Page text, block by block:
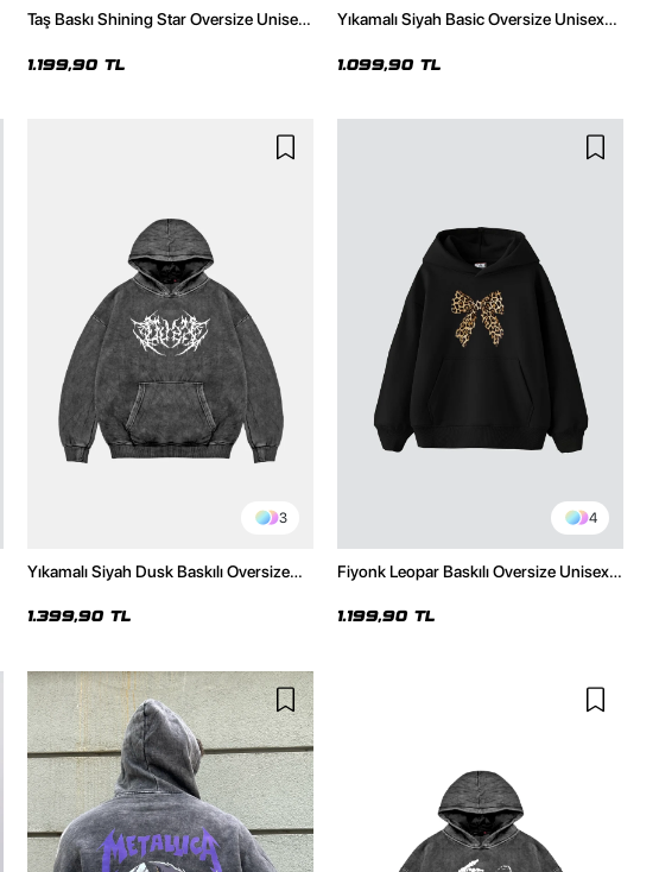
Taş Baskı Shining Star Oversize Unisex
1.199,90 TL
Yıkamalı Siyah Basic Oversize Unisex
1.099,90 TL
3
Yıkamalı Siyah Dusk Baskılı Oversize
1.399,90 TL
4
Fiyonk Leopar Baskılı Oversize Unisex
1.199,90 TL